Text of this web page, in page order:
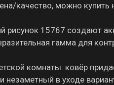
качество, можно купить
рисунок 15767 создают
гамма для
комнаты: ковёр
незаметный в уходе